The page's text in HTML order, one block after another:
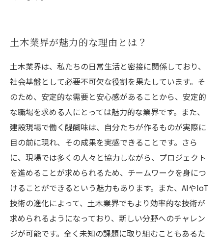
土木業界が魅力的な理由とは？
土木業界は、私たちの日常生活と密接に関係しており、
社会基盤として必要不可欠な役割を果たしています。そ
のため、安定的な需要と安心感があることから、安定的
な職場を求める人にとっては魅力的な業界です。また、
建設現場で働く醍醐味は、自分たちが作るものが実際に
目の前に現れ、その成果を実感できることです。さら
に、現場では多くの人々と協力しながら、プロジェクト
を進めることが求められるため、チームワークを身につ
けることができるという魅力もあります。また、AIやIoT
技術の進化によって、土木業界でもより効率的な技術が
求められるようになっており、新しい分野へのチャレン
ジが可能です。全く未知の課題に取り組むこともあるた